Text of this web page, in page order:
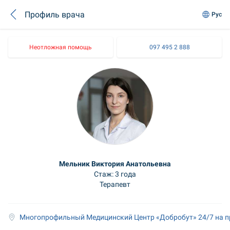
Профиль врача Рус
Неотложная помощь 097 495 2 888
Мельник Виктория Анатольевна
Стаж: 3 года
Терапевт
Многопрофильный Медицинский Центр «Добробут» 24/7 на